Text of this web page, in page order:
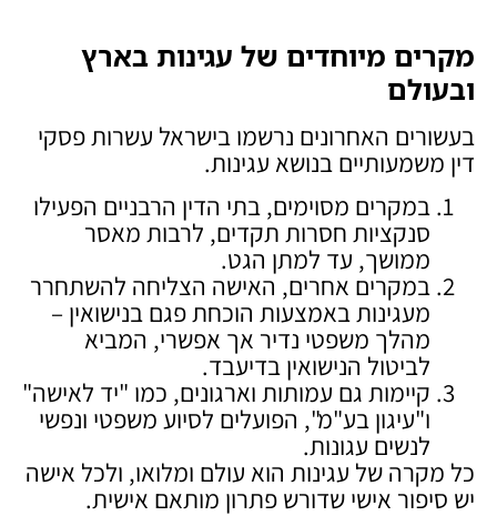
מקרים מיוחדים של עגינות בארץ
ובעולם
בעשורים האחרונים נרשמו בישראל עשרות פסקי
דין משמעותיים בנושא עגינות.
במקרים מסוימים, בתי הדין הרבניים הפעילו
סנקציות חסרות תקדים, לרבות מאסר
ממושך, עד למתן הגט.
במקרים אחרים, האישה הצליחה להשתחרר
מעגינות באמצעות הוכחת פגם בנישואין –
מהלך משפטי נדיר אך אפשרי, המביא
לביטול הנישואין בדיעבד.
קיימות גם עמותות וארגונים, כמו "יד לאישה"
ו"עיגון בע"מ", הפועלים לסיוע משפטי ונפשי
לנשים עגונות.
כל מקרה של עגינות הוא עולם ומלואו, ולכל אישה
יש סיפור אישי שדורש פתרון מותאם אישית.